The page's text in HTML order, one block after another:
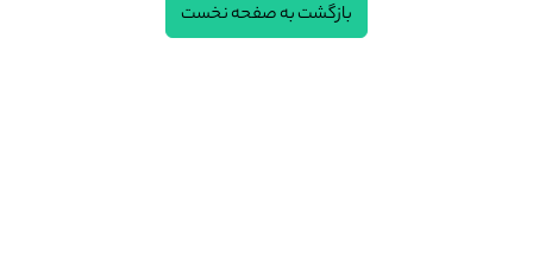
بازگشت به صفحه نخست